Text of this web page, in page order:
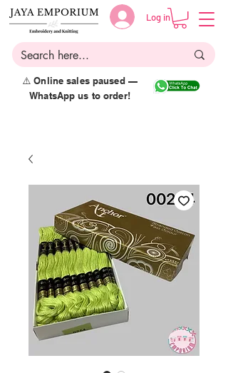
Log in
⚠️ Online sales paused —
WhatsApp us to order!